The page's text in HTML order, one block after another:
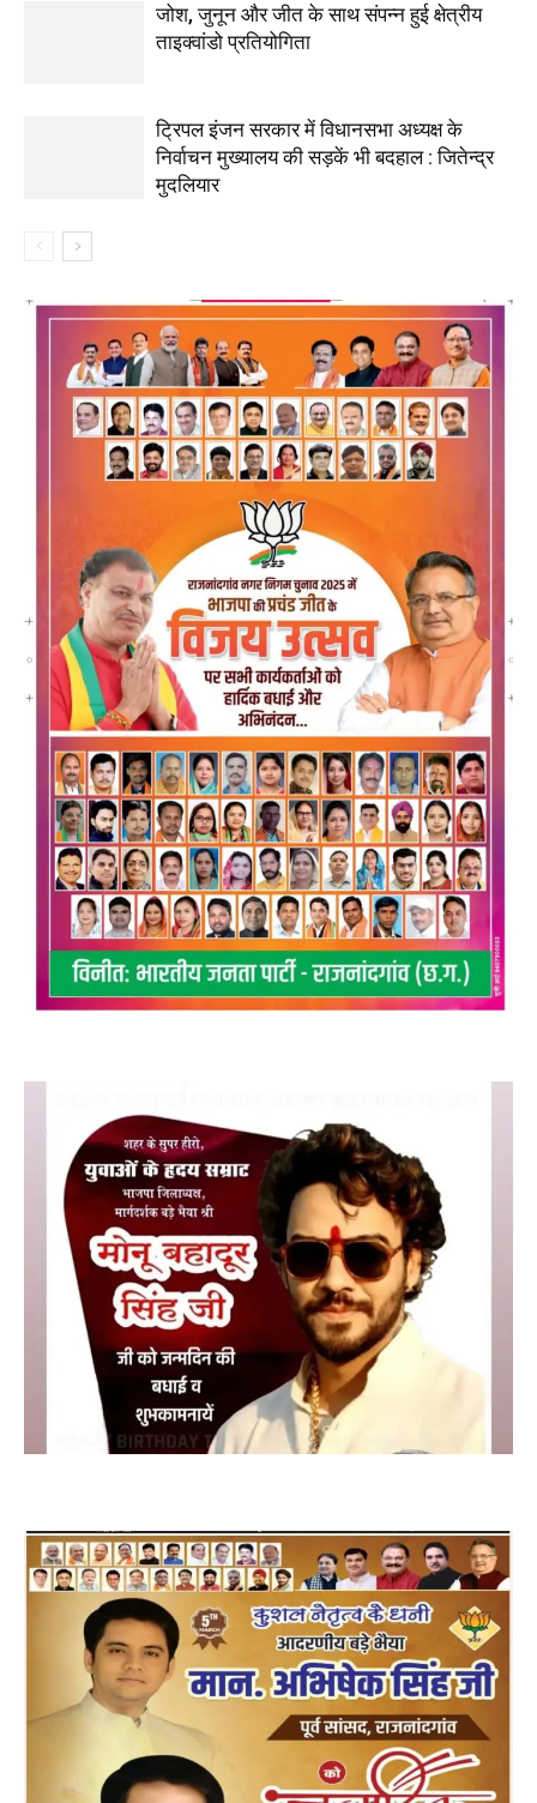
जोश, जुनून और जीत के साथ संपन्न हुई क्षेत्रीय
ताइक्वांडो प्रतियोगिता
ट्रिपल इंजन सरकार में विधानसभा अध्यक्ष के
निर्वाचन मुख्यालय की सड़कें भी बदहाल : जितेन्द्र
मुदलियार